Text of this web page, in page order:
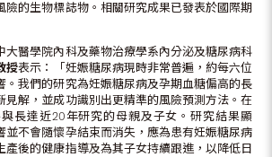
險的生物標誌物。相關研究成果已發表於國際期
大醫學院內科及藥物治療學系內分泌及糖尿病科
授表示：「妊娠糖尿病現時非常普遍，約每六位
。我們的研究為妊娠糖尿病及孕期血糖偏高的長
見解，並成功識別出更精準的風險預測方法。在
長達近20年研究的母親及子女。研究結果顯
並不會隨懷孕結束而消失，應為患有妊娠糖尿病
產後的健康指導及為其子女持續跟進，以降低日